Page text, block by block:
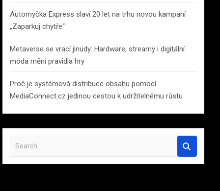
Automyčka Express slaví 20 let na trhu novou kampaní
„Zaparkuj chytře“
Metaverse se vrací jinudy: Hardware, streamy i digitální
móda mění pravidla hry
Proč je systémová distribuce obsahu pomocí
MediaConnect.cz jedinou cestou k udržitelnému růstu
a